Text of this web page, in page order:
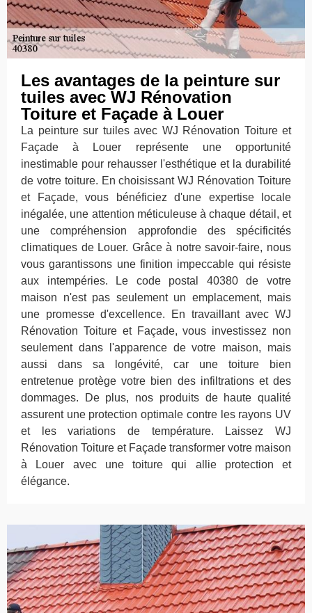
Les avantages de la peinture sur
tuiles avec WJ Rénovation
Toiture et Façade à Louer
La peinture sur tuiles avec WJ Rénovation Toiture et
Façade à Louer représente une opportunité
inestimable pour rehausser l'esthétique et la durabilité
de votre toiture. En choisissant WJ Rénovation Toiture
et Façade, vous bénéficiez d'une expertise locale
inégalée, une attention méticuleuse à chaque détail, et
une compréhension approfondie des spécificités
climatiques de Louer. Grâce à notre savoir-faire, nous
vous garantissons une finition impeccable qui résiste
aux intempéries. Le code postal 40380 de votre
maison n'est pas seulement un emplacement, mais
une promesse d'excellence. En travaillant avec WJ
Rénovation Toiture et Façade, vous investissez non
seulement dans l'apparence de votre maison, mais
aussi dans sa longévité, car une toiture bien
entretenue protège votre bien des infiltrations et des
dommages. De plus, nos produits de haute qualité
assurent une protection optimale contre les rayons UV
et les variations de température. Laissez WJ
Rénovation Toiture et Façade transformer votre maison
à Louer avec une toiture qui allie protection et
élégance.